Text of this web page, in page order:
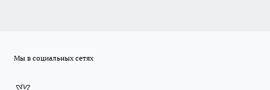
Мы в социальных сетях